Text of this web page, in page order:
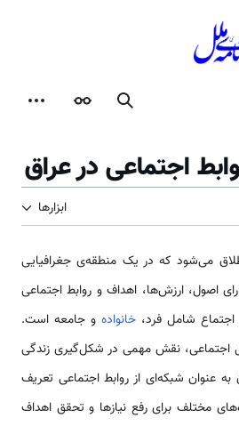
جستجوظاهر
اجتماعی در عراق
ابزارها
می‌شود که در یک منطقه‌ی جغرافیایی
اصول، ارزش‌ها، اهداف و روابط اجتماعی
شامل فرد، خانواده و جامعه است.
اجتماعی، نقش مهمی در شکل‌گیری زندگی
عنوان شبکه‌ای از روابط اجتماعی تعریف
مختلف برای رفع نیازها و تحقق اهداف